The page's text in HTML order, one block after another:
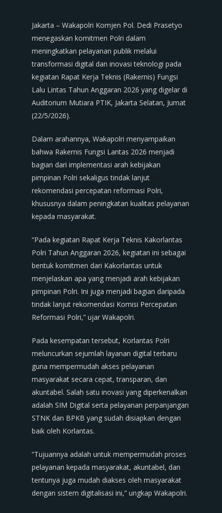
Jakarta – Wakapolri Komjen Pol. Dedi Prasetyo
menegaskan komitmen Polri dalam
meningkatkan pelayanan publik melalui
transformasi digital dan inovasi teknologi pada
kegiatan Rapat Kerja Teknis (Rakernis) Fungsi
Lalu Lintas Tahun Anggaran 2026 yang digelar di
Auditorium Mutiara PTIK, Jakarta Selatan, Jumat
(22/5/2026).
Dalam arahannya, Wakapolri menyampaikan
bahwa Rakernis Fungsi Lantas 2026 menjadi
bagian dari implementasi arah kebijakan
pimpinan Polri sekaligus tindak lanjut
rekomendasi percepatan reformasi Polri,
khususnya dalam peningkatan kualitas pelayanan
kepada masyarakat.
“Pada kegiatan Rapat Kerja Teknis Kakorlantas
Polri Tahun Anggaran 2026, kegiatan ini sebagai
bentuk komitmen dari Kakorlantas untuk
menjelaskan apa yang menjadi arah kebijakan
pimpinan Polri. Ini juga menjadi bagian daripada
tindak lanjut rekomendasi Komisi Percepatan
Reformasi Polri,” ujar Wakapolri.
Pada kesempatan tersebut, Korlantas Polri
meluncurkan sejumlah layanan digital terbaru
guna mempermudah akses pelayanan
masyarakat secara cepat, transparan, dan
akuntabel. Salah satu inovasi yang diperkenalkan
adalah SIM Digital serta pelayanan perpanjangan
STNK dan BPKB yang sudah disiapkan dengan
baik oleh Korlantas.
“Tujuannya adalah untuk mempermudah proses
pelayanan kepada masyarakat, akuntabel, dan
tentunya juga mudah diakses oleh masyarakat
dengan sistem digitalisasi ini,” ungkap Wakapolri.